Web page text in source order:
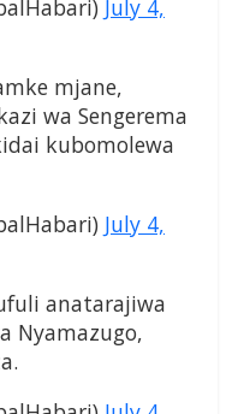
July 4,
mjane,
wa Sengerema
kubomolewa
July 4,
anatarajiwa
Nyamazugo,